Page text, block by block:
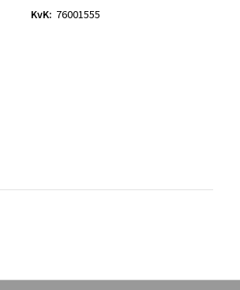
KvK: 76001555